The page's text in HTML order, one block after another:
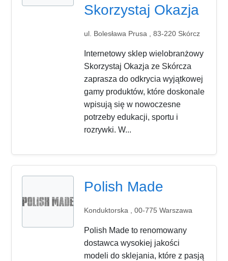
Skorzystaj Okazja
ul. Bolesława Prusa , 83-220 Skórcz
Internetowy sklep wielobranżowy
Skorzystaj Okazja ze Skórcza
zaprasza do odkrycia wyjątkowej
gamy produktów, które doskonale
wpisują się w nowoczesne
potrzeby edukacji, sportu i
rozrywki. W...
Polish Made
Konduktorska , 00-775 Warszawa
Polish Made to renomowany
dostawca wysokiej jakości
modeli do sklejania, które z pasją